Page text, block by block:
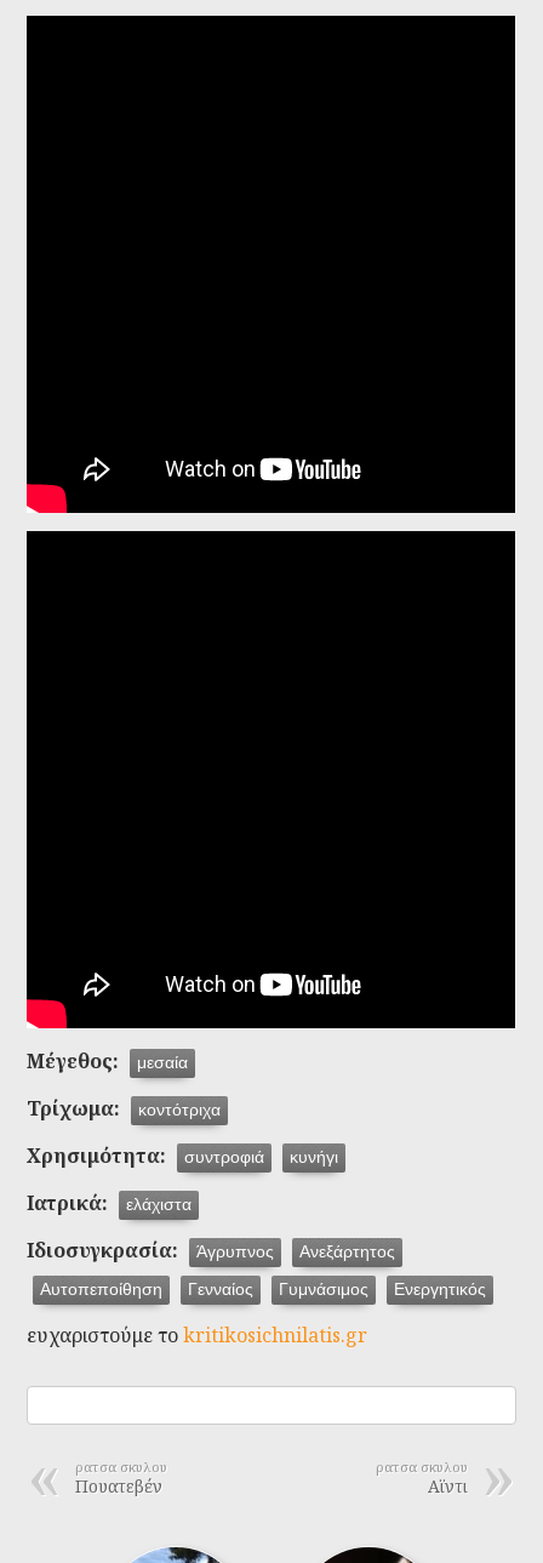
Μέγεθος: μεσαία
Τρίχωμα: κοντότριχα
Χρησιμότητα: συντροφιά κυνήγι
Ιατρικά: ελάχιστα
Ιδιοσυγκρασία: Άγρυπνος Ανεξάρτητος
Αυτοπεποίθηση Γενναίος Γυμνάσιμος Ενεργητικός
ευχαριστούμε τοkritikosichnilatis.gr
ρατσα σκυλου
Αϊντι
ρατσα σκυλου
Πουατεβέν